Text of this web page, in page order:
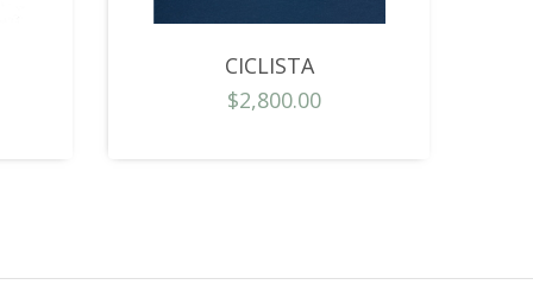
CICLISTA
$2,800.00